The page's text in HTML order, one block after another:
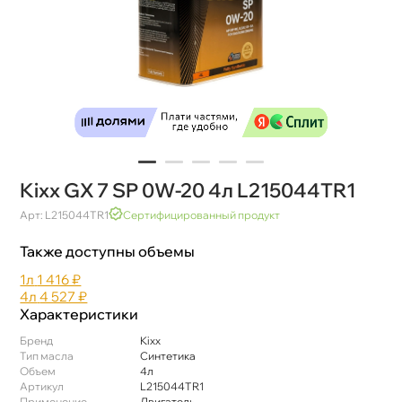
Kixx GX 7 SP 0W-20 4л L215044TR1
Арт: L215044TR1 Сертифицированный продукт
Также доступны объемы
1л 1 416 ₽
4л 4 527 ₽
Характеристики
Бренд
Kixx
Тип масла
Синтетика
Объем
4л
Артикул
L215044TR1